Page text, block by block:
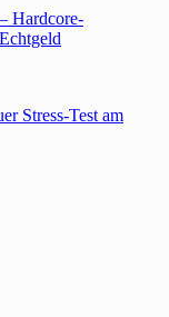
Hardcore-
Stress-Test am